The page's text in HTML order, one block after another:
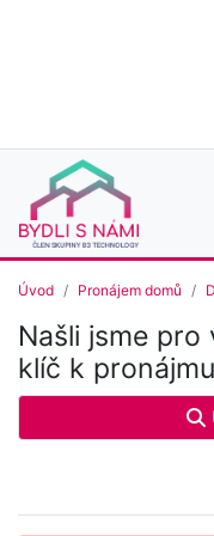
Úvod Pronájem domů
Našli jsme pro
klíč k